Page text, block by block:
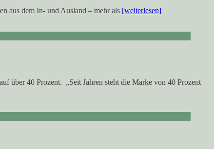
aus dem In- und Ausland – mehr als [weiterlesen]
über 40 Prozent. „Seit Jahren steht die Marke von 40 Prozent